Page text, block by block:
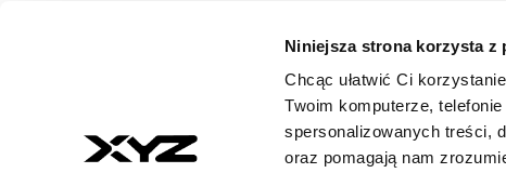
Niniejsza strona korzysta z
Chcąc ułatwić Ci
Twoim komputerze,
spersonalizowanych treści,
oraz pomagają nam
© 2026 XYZ. Wszystkie prawa zastrzeżone
All rights reserved
ISSN 3071-8147